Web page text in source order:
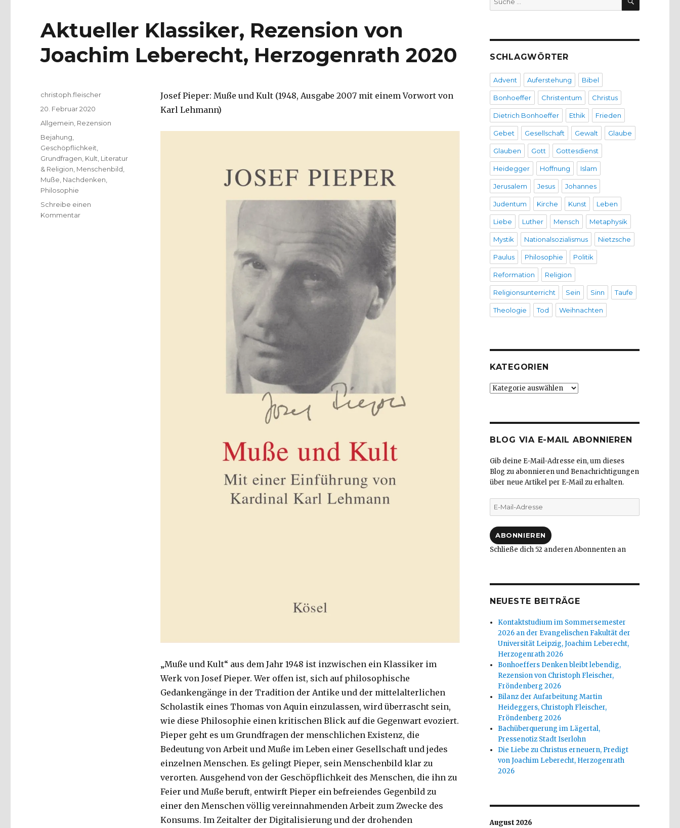
Aktueller Klassiker, Rezension von
Joachim Leberecht, Herzogenrath 2020
Josef Pieper: Muße und Kult (1948, Ausgabe 2007 mit einem Vorwort von
Karl Lehmann)
„Muße und Kult“ aus dem Jahr 1948 ist inzwischen ein Klassiker im
Werk von Josef Pieper. Wer offen ist, sich auf philosophische
Gedankengänge in der Tradition der Antike und der mittelalterlichen
Scholastik eines Thomas von Aquin einzulassen, wird überrascht sein,
wie diese Philosophie einen kritischen Blick auf die Gegenwart evoziert.
Pieper geht es um Grundfragen der menschlichen Existenz, die
Bedeutung von Arbeit und Muße im Leben einer Gesellschaft und jedes
einzelnen Menschen. Es gelingt Pieper, sein Menschenbild klar zu
verorten. Ausgehend von der Geschöpflichkeit des Menschen, die ihn zu
Feier und Muße beruft, entwirft Pieper ein befreiendes Gegenbild zu
einer den Menschen völlig vereinnahmenden Arbeit zum Zwecke des
Konsums. Im Zeitalter der Digitalisierung und der drohenden
Autor
christoph.fleischer
Veröffentlicht
am
20. Februar 2020
Kategorien
Allgemein Rezension
Schlagwörter
Bejahung
Geschöpflichkeit
Grundfragen Kult Literatur
& Religion Menschenbild
Muße Nachdenken
Philosophie
Schreibe einen
Kommentarzu
nach:
SCHLAGWÖRTER
Advent Auferstehung Bibel
Bonhoeffer Christentum Christus
Dietrich Bonhoeffer Ethik Frieden
Gebet Gesellschaft Gewalt Glaube
Glauben Gott Gottesdienst
Heidegger Hoffnung Islam
Jerusalem Jesus Johannes
Judentum Kirche Kunst Leben
Liebe Luther Mensch Metaphysik
Mystik Nationalsozialismus Nietzsche
Paulus Philosophie Politik
Reformation Religion
Religionsunterricht Sein Sinn Taufe
Theologie Tod Weihnachten
KATEGORIEN
Kategorien
BLOG VIA E-MAIL ABONNIEREN
Gib deine E-Mail-Adresse ein, um dieses
Blog zu abonnieren und Benachrichtigungen
über neue Artikel per E-Mail zu erhalten.
E-
Mail-
ABONNIEREN
Schließe dich 52 anderen Abonnenten an
NEUESTE BEITRÄGE
Kontaktstudium im Sommersemester
2026 an der Evangelischen Fakultät der
Universität Leipzig, Joachim Leberecht,
Herzogenrath 2026
Bonhoeffers Denken bleibt lebendig,
Rezension von Christoph Fleischer,
Fröndenberg 2026
Bilanz der Aufarbeitung Martin
Heideggers, Christoph Fleischer,
Fröndenberg 2026
Bachüberquerung im Lägertal,
Pressenotiz Stadt Iserlohn
Die Liebe zu Christus erneuern, Predigt
von Joachim Leberecht, Herzogenrath
2026
August 2026